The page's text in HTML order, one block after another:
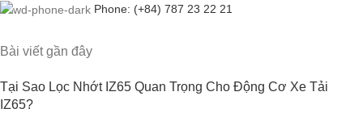
Phone: (+84) 787 23 22 21
Bài viết gần đây
Tại Sao Lọc Nhớt IZ65 Quan Trọng Cho Động Cơ Xe Tải
IZ65?